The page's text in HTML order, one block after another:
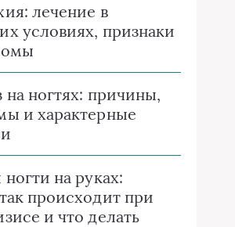
лечение в
условиях, признаки
на ногтях: причины,
и характерные
на руках:
происходит при
и что делать